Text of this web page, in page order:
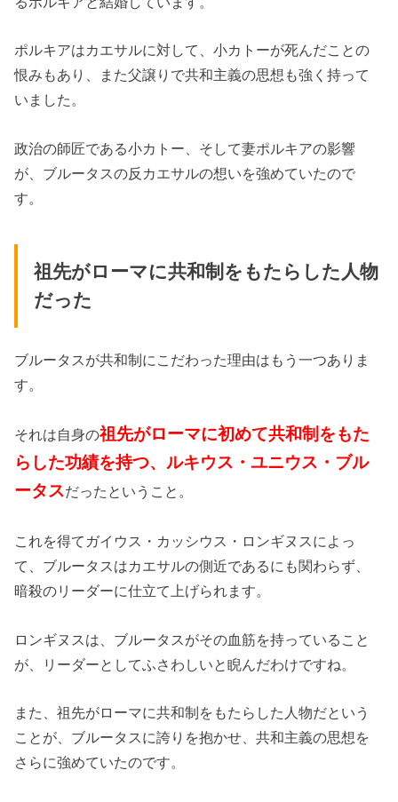
ポルキアはカエサルに対して、小カトーが死んだことの
恨みもあり、また父譲りで共和主義の思想も強く持って
いました。
政治の師匠である小カトー、そして妻ポルキアの影響
が、ブルータスの反カエサルの想いを強めていたので
す。
祖先がローマに共和制をもたらした人物
だった
ブルータスが共和制にこだわった理由はもう一つありま
す。
それは自身の祖先がローマに初めて共和制をもた
らした功績を持つ、ルキウス・ユニウス・ブル
ータスだったということ。
これを得てガイウス・カッシウス・ロンギヌスによっ
て、ブルータスはカエサルの側近であるにも関わらず、
暗殺のリーダーに仕立て上げられます。
ロンギヌスは、ブルータスがその血筋を持っていること
が、リーダーとしてふさわしいと睨んだわけですね。
また、祖先がローマに共和制をもたらした人物だという
ことが、ブルータスに誇りを抱かせ、共和主義の思想を
さらに強めていたのです。